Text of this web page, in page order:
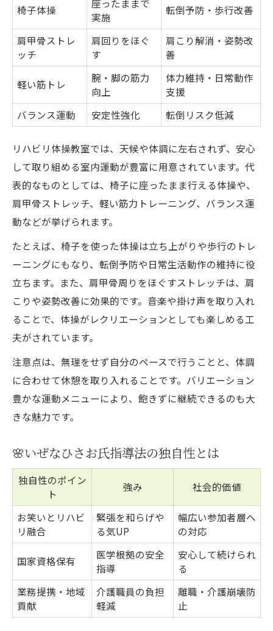
椅子体操
座ったままで
実施
転倒予防・歩行改善
肩甲骨ストレ
ッチ
肩回りをほぐ
す
肩こり解消・姿勢改
善
軽い筋トレ
腕・脚の筋力
向上
体力維持・日常動作
支援
バランス運動
安定性強化 転倒リスク低減
リハビリ体操教室では、天候や体調に左右されず、安心
して取り組める室内運動が豊富に用意されています。代
表的なものとしては、椅子に座ったまま行える体操や、
肩甲骨ストレッチ、軽い筋力トレーニング、バランス運
動などが挙げられます。
たとえば、椅子を使った体操は立ち上がりや歩行のトレ
ーニングにもなり、転倒予防や日常生活動作の維持に役
立ちます。また、肩甲骨周りをほぐすストレッチは、肩
こりや姿勢改善に効果的です。音楽や掛け声を取り入れ
ることで、体操がレクリエーションとしても楽しめる工
夫がされています。
注意点は、無理をせず自分のペースで行うことと、体調
に合わせて休憩を取り入れることです。バリエーション
豊かな運動メニューにより、飽きずに継続できるのも大
きな魅力です。
🌸いぜなひさお氏指導法の独自性とは
独自性のポイン
ト
強み 社会的価値
お笑いとリハビ
リ融合
緊張を和らげや
る気UP
幅広い参加者層へ
の対応
国家資格保有
医学根拠の安全
指導
安心して続けられ
る
業務提携・地域
貢献
介護職員の負担
軽減
離職・介護崩壊防
止